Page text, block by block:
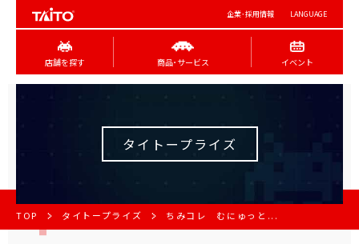
企業･採用情報 LANGUAGE
店舗を探す 商品･サービス イベント
タイトープライズ
TOP タイトープライズ ちみコレ むにゅっと...